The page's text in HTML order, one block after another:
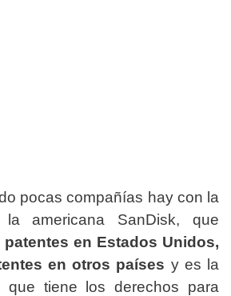
pocas compañías hay con la
americana SanDisk, que
patentes en Estados Unidos,
en otros países y es la
que tiene los derechos para